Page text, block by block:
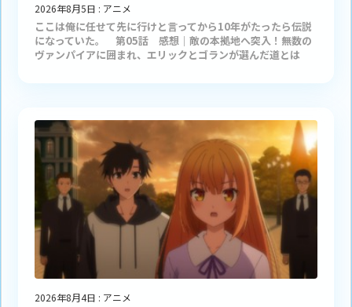
2026年8月5日 : アニメ
ここは俺に任せて先に行けと言ってから10年がたったら伝説
になっていた。 第05話 感想｜敵の本拠地へ突入！無数の
ヴァンパイアに囲まれ、エリックとゴランが選んだ道とは
2026年8月4日 : アニメ